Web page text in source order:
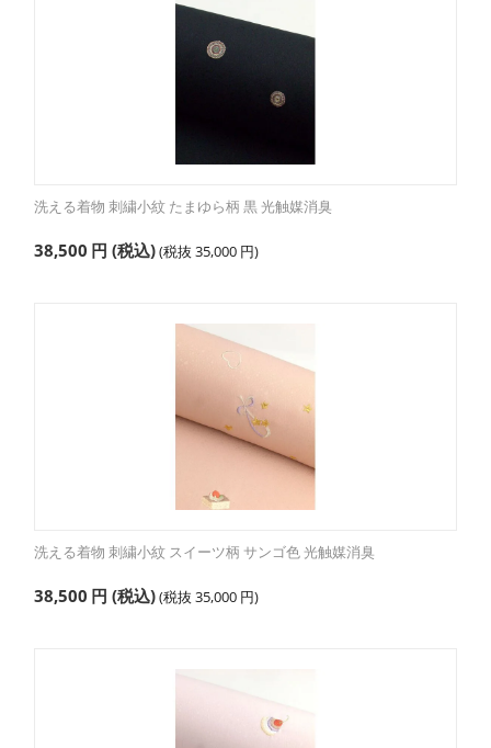
洗える着物 刺繍小紋 たまゆら柄 黒 光触媒消臭
38,500 円 (税込)(税抜 35,000 円)
洗える着物 刺繍小紋 スイーツ柄 サンゴ色 光触媒消臭
38,500 円 (税込)(税抜 35,000 円)